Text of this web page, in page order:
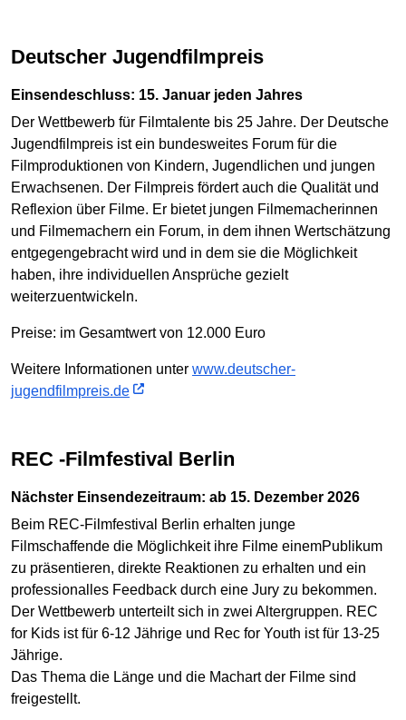
Deutscher Jugendfilmpreis
Einsendeschluss: 15. Januar jeden Jahres
Der Wettbewerb für Filmtalente bis 25 Jahre. Der Deutsche
Jugendfilmpreis ist ein bundesweites Forum für die
Filmproduktionen von Kindern, Jugendlichen und jungen
Erwachsenen. Der Filmpreis fördert auch die Qualität und
Reflexion über Filme. Er bietet jungen Filmemacherinnen
und Filmemachern ein Forum, in dem ihnen Wertschätzung
entgegengebracht wird und in dem sie die Möglichkeit
haben, ihre individuellen Ansprüche gezielt
weiterzuentwickeln.
Preise: im Gesamtwert von 12.000 Euro
Weitere Informationen unter www.deutscher-
jugendfilmpreis.de
REC -Filmfestival Berlin
nächster Einsendezeitraum: ab 15. Dezember 2026
Beim REC-Filmfestival Berlin erhalten junge
Filmschaffende die Möglichkeit ihre Filme einemPublikum
zu präsentieren, direkte Reaktionen zu erhalten und ein
professionalles Feedback durch eine Jury zu bekommen.
Der Wettbewerb unterteilt sich in zwei Altergruppen. REC
for Kids ist für 6-12 Jährige und Rec for Youth ist für 13-25
Jährige.
Das Thema die Länge und die Machart der Filme sind
freigestellt.